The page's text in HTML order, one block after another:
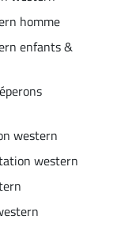
homme
enfants &
western
western